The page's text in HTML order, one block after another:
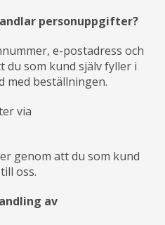
personuppgifter?
e-postadress och
som kund själv fyller i
med beställningen.
via
genom att du som kund
oss.
av